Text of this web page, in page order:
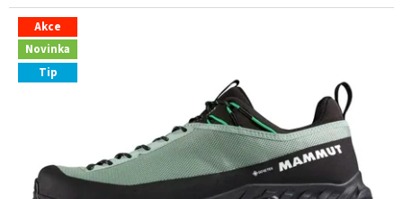
Akce
Novinka
Tip